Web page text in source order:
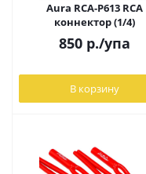
Aura RCA-P613 RCA
коннектор (1/4)
850р./упа
В корзину